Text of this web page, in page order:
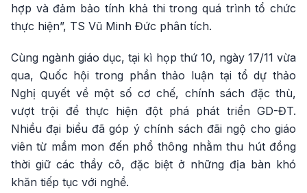
hợp và đảm bảo tính khả thi trong quá trình tổ chức
thực hiện”, TS Vũ Minh Đức phân tích.
Cùng ngành giáo dục, tại kì họp thứ 10, ngày 17/11 vừa
qua, Quốc hội trong phần thảo luận tại tổ dự thảo
Nghị quyết về một số cơ chế, chính sách đặc thù,
vượt trội để thực hiện đột phá phát triển GD-ĐT.
Nhiều đại biểu đã góp ý chính sách đãi ngộ cho giáo
viên từ mầm mon đến phổ thông nhằm thu hút đồng
thời giữ các thầy cô, đặc biệt ở những địa bàn khó
khăn tiếp tục với nghề.